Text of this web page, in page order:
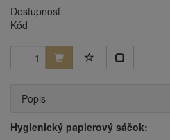
Dostupnosť
Kód
Popis
Hygienický papierový sáčok: